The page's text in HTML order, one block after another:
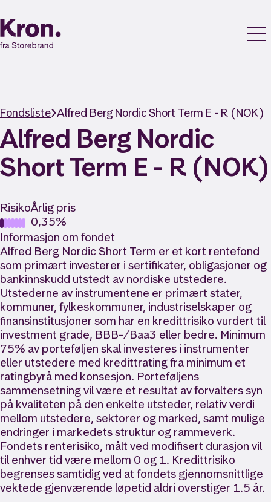
Fondsliste Alfred Berg Nordic Short Term E - R (NOK)
Alfred Berg Nordic
Short Term E - R (NOK)
RisikoÅrlig pris
0,35%
Informasjon om fondet
Alfred Berg Nordic Short Term er et kort rentefond
som primært investerer i sertifikater, obligasjoner og
bankinnskudd utstedt av nordiske utstedere.
Utstederne av instrumentene er primært stater,
kommuner, fylkeskommuner, industriselskaper og
finansinstitusjoner som har en kredittrisiko vurdert til
investment grade, BBB-/Baa3 eller bedre. Minimum
75% av porteføljen skal investeres i instrumenter
eller utstedere med kredittrating fra minimum et
ratingbyrå med konsesjon. Porteføljens
sammensetning vil være et resultat av forvalters syn
på kvaliteten på den enkelte utsteder, relativ verdi
mellom utstedere, sektorer og marked, samt mulige
endringer i markedets struktur og rammeverk.
Fondets renterisiko, målt ved modifisert durasjon vil
til enhver tid være mellom 0 og 1. Kredittrisiko
begrenses samtidig ved at fondets gjennomsnittlige
vektede gjenværende løpetid aldri overstiger 1.5 år.